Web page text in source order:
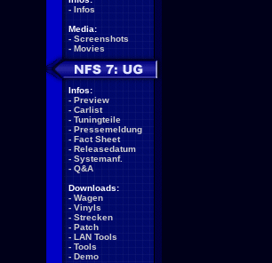
- Infos
Media:
- Screenshots
- Movies
Infos:
- Preview
- Carlist
- Tuningteile
- Pressemeldung
- Fact Sheet
- Releasedatum
- Systemanf.
- Q&A
Downloads:
- Wagen
- Vinyls
- Strecken
- Patch
- LAN Tools
- Tools
- Demo